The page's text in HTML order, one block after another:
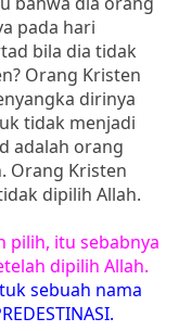
pada hari
bila dia tidak
Orang Kristen
dirinya
tidak menjadi
adalah orang
Orang Kristen
dipilih Allah.
pilih, itu sebabnya
dipilih Allah.
sebuah nama